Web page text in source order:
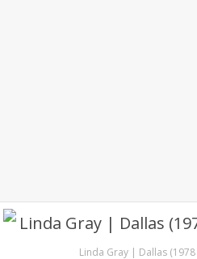
Linda Gray | Dallas